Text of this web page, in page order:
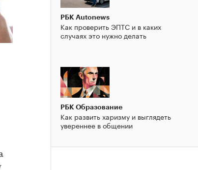
РБК Autonews
Как проверить ЭПТС и в каких
случаях это нужно делать
РБК Образование
Как развить харизму и выглядеть
увереннее в общении